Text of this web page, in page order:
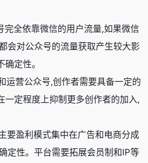
完全依靠微信的用户流量,如果微信
会对公众号的流量获取产生较大影
定性。
运营公众号,创作者需要具备一定的
一定程度上抑制更多创作者的加入,
要盈利模式集中在广告和电商分成
定性。平台需要拓展会员制和IP等